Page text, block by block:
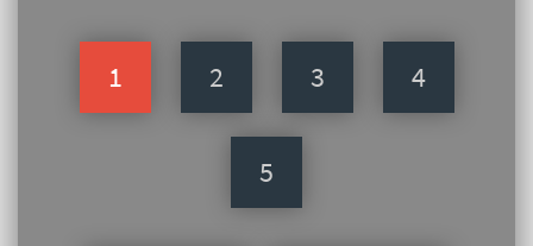
1 2 3 4
5